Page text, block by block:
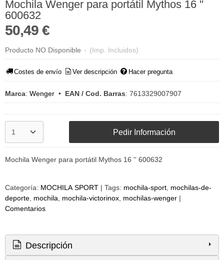
Mochila Wenger para portátil Mythos 16 ''
600632
50,49 €
Producto NO Disponible - (Imp. Incluidos)
Costes de envío Ver descripción Hacer pregunta
Marca: Wenger • EAN / Cod. Barras: 7613329007907
Pedir Información
Mochila Wenger para portátil Mythos 16 '' 600632
Categoría: MOCHILA SPORT | Tags: mochila-sport mochilas-de-
deporte mochila mochila-victorinox mochilas-wenger |
Comentarios
Descripción